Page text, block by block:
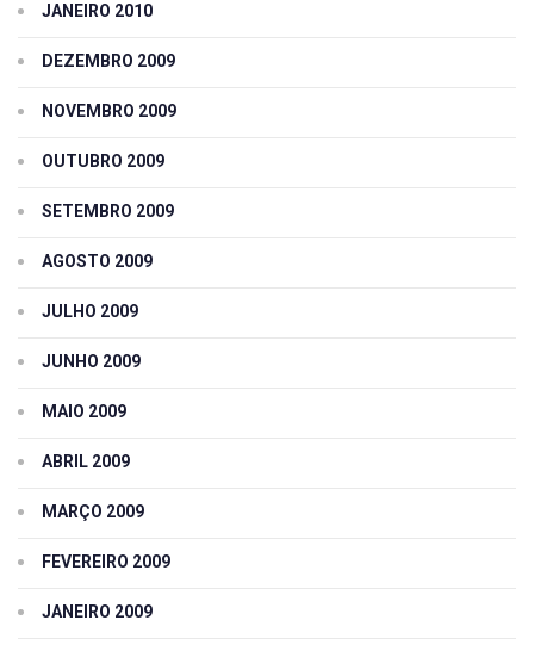
JANEIRO 2010
DEZEMBRO 2009
NOVEMBRO 2009
OUTUBRO 2009
SETEMBRO 2009
AGOSTO 2009
JULHO 2009
JUNHO 2009
MAIO 2009
ABRIL 2009
MARÇO 2009
FEVEREIRO 2009
JANEIRO 2009